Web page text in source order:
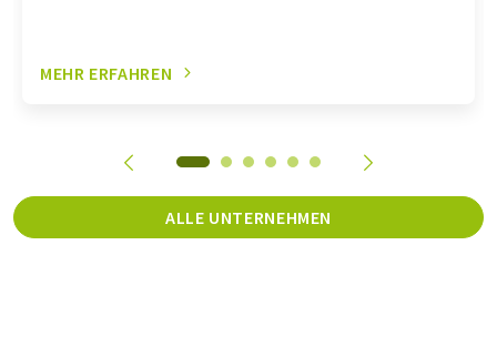
MEHR ERFAHREN
ALLE UNTERNEHMEN